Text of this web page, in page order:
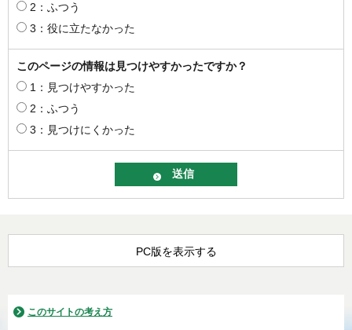
2：ふつう
3：役に立たなかった
このページの情報は見つけやすかったですか？
1：見つけやすかった
2：ふつう
3：見つけにくかった
PC版を表示する
このサイトの考え方